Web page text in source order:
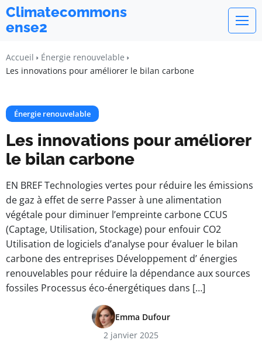
Climatecommons
ense2
Accueil
Énergie renouvelable
Les innovations pour améliorer le bilan carbone
Énergie renouvelable
Les innovations pour améliorer
le bilan carbone
EN BREF Technologies vertes pour réduire les émissions
de gaz à effet de serre Passer à une alimentation
végétale pour diminuer l’empreinte carbone CCUS
(Captage, Utilisation, Stockage) pour enfouir CO2
Utilisation de logiciels d’analyse pour évaluer le bilan
carbone des entreprises Développement d’ énergies
renouvelables pour réduire la dépendance aux sources
fossiles Processus éco-énergétiques dans […]
Emma Dufour
2 janvier 2025